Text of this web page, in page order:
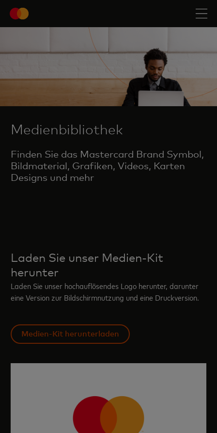
Medienbibliothek
Finden Sie das Mastercard Brand Symbol,
Bildmaterial, Grafiken, Videos, Karten
Designs und mehr
Laden Sie unser Medien-Kit
herunter
Laden Sie unser hochauflösendes Logo herunter, darunter
eine Version zur Bildschirmnutzung und eine Druckversion.
Medien-Kit herunterladen